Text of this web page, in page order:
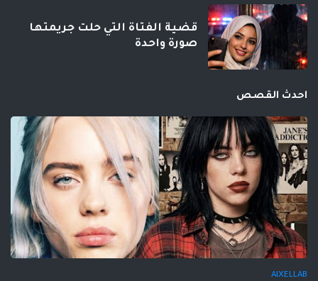
قضية الفتاة التي حلت جريمتها
صورة واحدة
احدث القصص
AIXELLAB